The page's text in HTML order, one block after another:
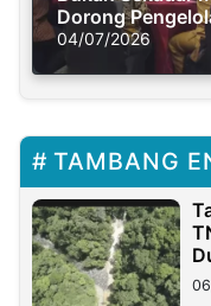
Dorong
Solusi Krisis Iklim
04/07/2026
TAMBANG